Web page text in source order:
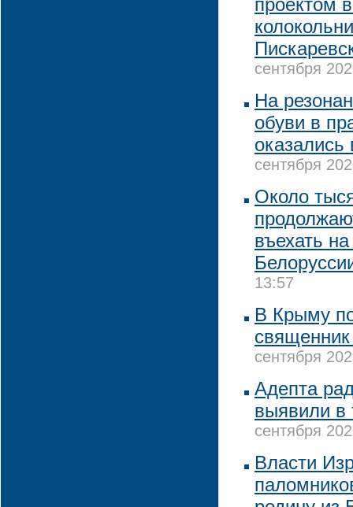
проектом
сентября
На
обуви в
сентября
Около
въехать
13:57
В Крыму
сентября
Адепта
выявили в
сентября
Власти